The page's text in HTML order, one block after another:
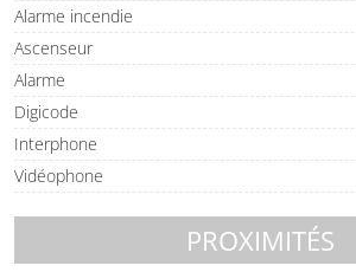
Alarme incendie
Ascenseur
Alarme
Digicode
Interphone
Vidéophone
PROXIMITÉS